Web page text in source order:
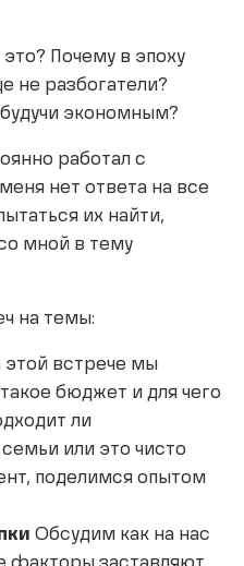
Почему в эпоху
не разбогатели?
экономным?
работал с
нет ответа на все
их найти,
мной в тему
на темы:
этой встрече мы
бюджет и для чего
ли
или это чисто
поделимся опытом
Обсудим как на нас